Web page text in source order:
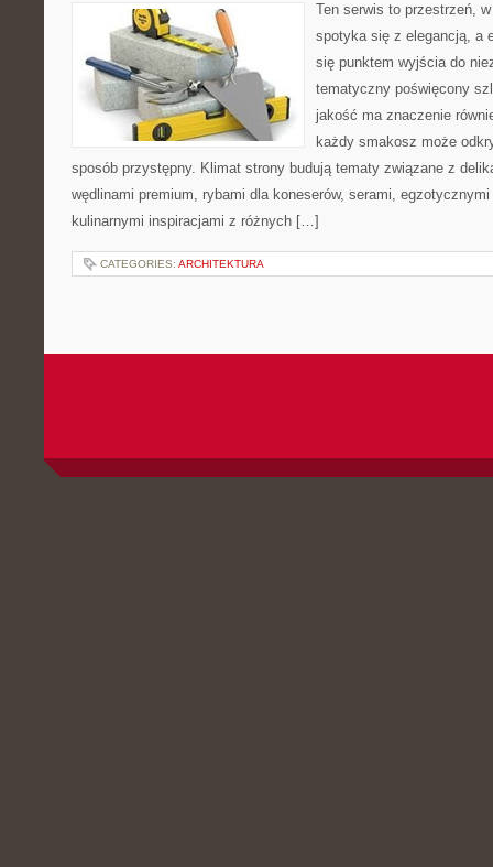
Ten serwis to przestrzeń,
spotyka się z elegancją, a
się punktem wyjścia do
tematyczny poświęcony
jakość ma znaczenie
każdy smakosz może
sposób przystępny. Klimat strony budują tematy związane z
wędlinami premium, rybami dla koneserów, serami, egzotycznymi
kulinarnymi inspiracjami z różnych […]
CATEGORIES: ARCHITEKTURA